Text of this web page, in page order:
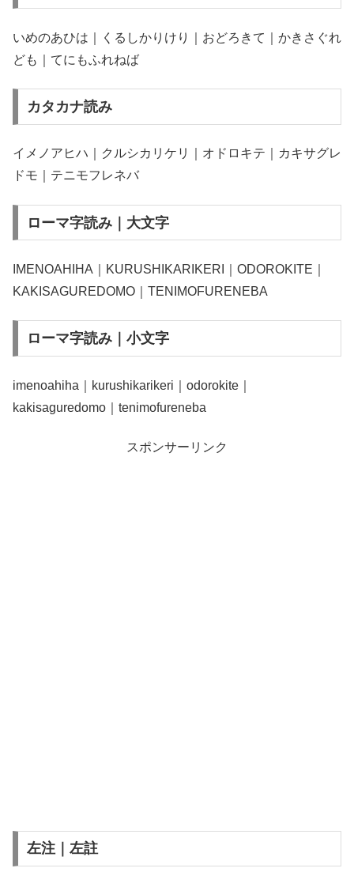
いめのあひは｜くるしかりけり｜おどろきて｜かきさぐれ
ども｜てにもふれねば
カタカナ読み
イメノアヒハ｜クルシカリケリ｜オドロキテ｜カキサグレ
ドモ｜テニモフレネバ
ローマ字読み｜大文字
IMENOAHIHA｜KURUSHIKARIKERI｜ODOROKITE｜
KAKISAGUREDOMO｜TENIMOFURENEBA
ローマ字読み｜小文字
imenoahiha｜kurushikarikeri｜odorokite｜
kakisaguredomo｜tenimofureneba
スポンサーリンク
左注｜左註